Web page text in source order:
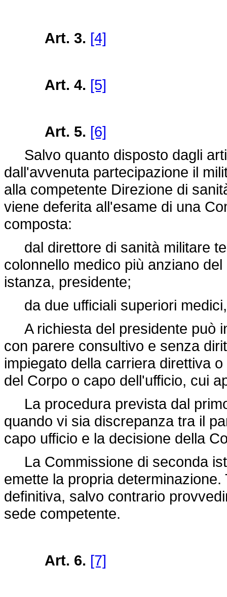
Art. 3. [4]
Art. 4. [5]
Art. 5. [6]
Salvo quanto disposto dagli
dall'avvenuta partecipazione il
alla competente Direzione di
viene deferita all'esame di una
composta:
dal direttore di sanità militare
colonnello medico più anziano
istanza, presidente;
da due ufficiali superiori
A richiesta del presidente può
con parere consultivo e senza
impiegato della carriera direttiva
del Corpo o capo dell'ufficio, cui
La procedura prevista dal
quando vi sia discrepanza tra il
capo ufficio e la decisione della
La Commissione di seconda
emette la propria
definitiva, salvo contrario
sede competente.
Art. 6. [7]